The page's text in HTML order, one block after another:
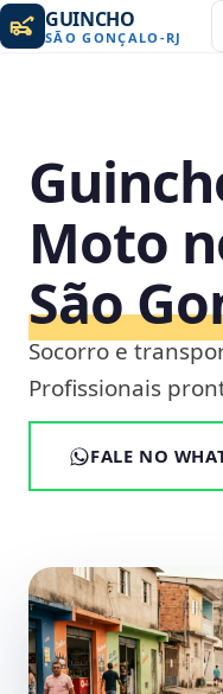
GUINCHO
SÃO GONÇALO -RJ
Moto
São
Socorro e
Profissionais
FALE NO